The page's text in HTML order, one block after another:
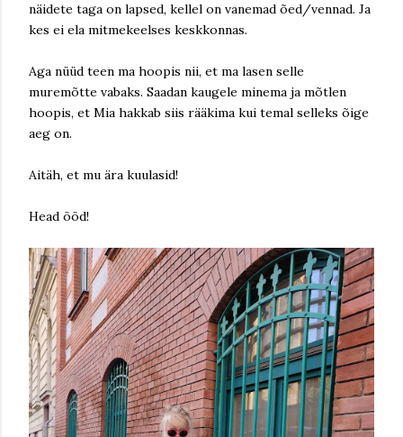
näidete taga on lapsed, kellel on vanemad õed/vennad. Ja
kes ei ela mitmekeelses keskkonnas.
Aga nüüd teen ma hoopis nii, et ma lasen selle
muremõtte vabaks. Saadan kaugele minema ja mõtlen
hoopis, et Mia hakkab siis rääkima kui temal selleks õige
aeg on.
Aitäh, et mu ära kuulasid!
Head ööd!